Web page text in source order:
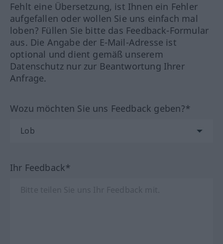
Fehlt eine Übersetzung, ist Ihnen ein Fehler
aufgefallen oder wollen Sie uns einfach mal
loben? Füllen Sie bitte das Feedback-Formular
aus. Die Angabe der E-Mail-Adresse ist
optional und dient gemäß unserem
Datenschutz nur zur Beantwortung Ihrer
Anfrage.
Wozu möchten Sie uns Feedback geben?*
Ihr Feedback*